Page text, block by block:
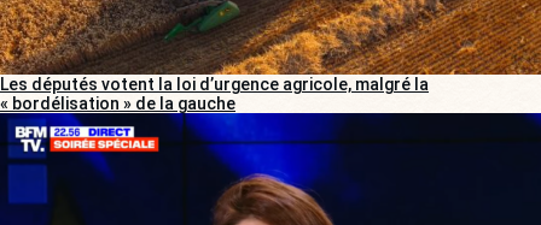
Les députés votent la loi d’urgence agricole, malgré la
« bordélisation » de la gauche